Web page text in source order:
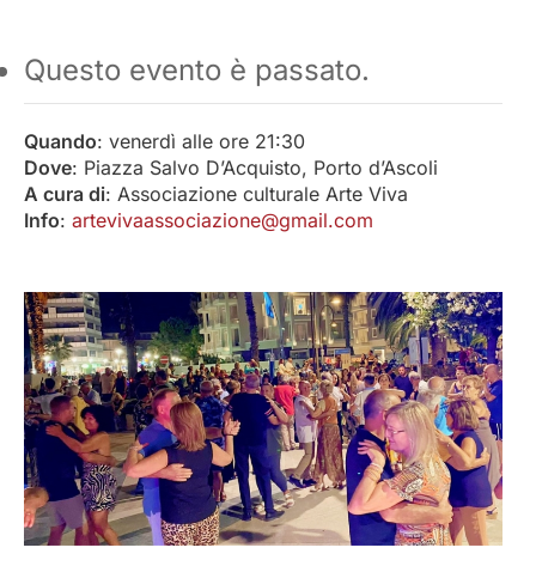
Questo evento è passato.
Quando: venerdì alle ore 21:30
Dove: Piazza Salvo D’Acquisto, Porto d’Ascoli
A cura di: Associazione culturale Arte Viva
Info:artevivaassociazione@gmail.com